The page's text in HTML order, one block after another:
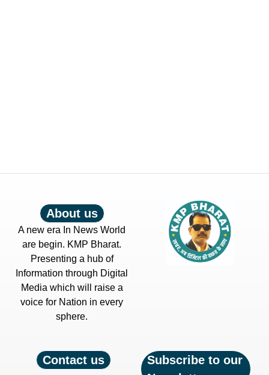
About us
A new era In News World
are begin. KMP Bharat.
Presenting a hub of
Information through Digital
Media which will raise a
voice for Nation in every
sphere.
Contact us
Subscribe to our